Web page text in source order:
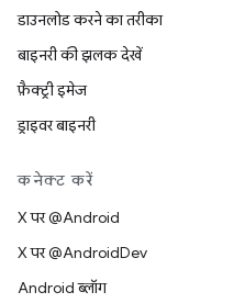
डाउनलोड करने का तरीका
बाइनरी की झलक देखें
फ़ैक्ट्री इमेज
ड्राइवर बाइनरी
कनेक्ट करें
X पर @Android
X पर @AndroidDev
Android ब्लॉग